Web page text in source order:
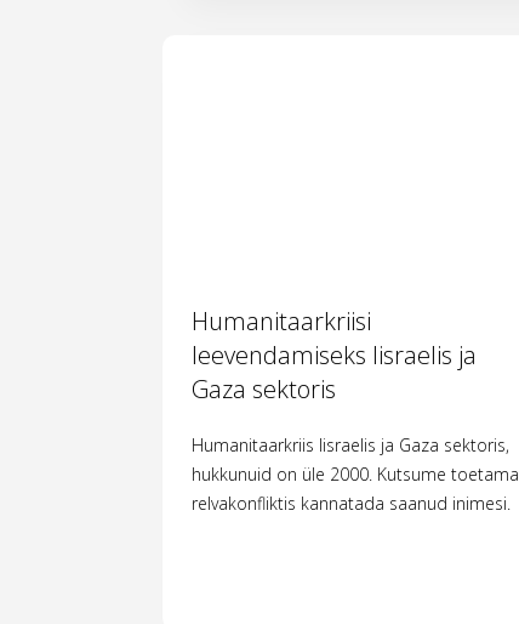
Humanitaarkriisi
leevendamiseks Iisraelis ja
Gaza sektoris
Humanitaarkriis Iisraelis ja Gaza sektoris,
hukkunuid on üle 2000. Kutsume toetama
relvakonfliktis kannatada saanud inimesi.